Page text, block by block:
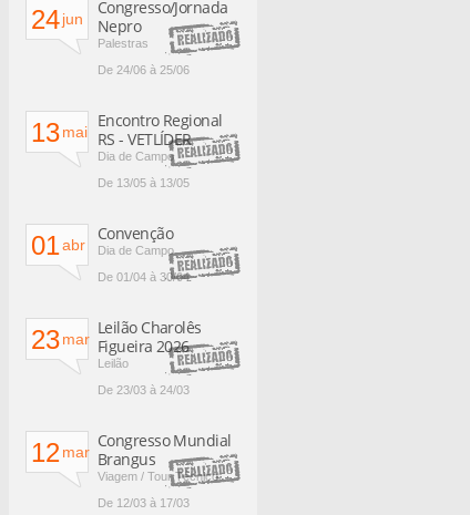
24jun
Congresso/Jornada
Nepro
Palestras
De 24/06 à 25/06
13mai
Encontro Regional
RS - VETLÍDER
Dia de Campo
De 13/05 à 13/05
01abr
Convenção
Dia de Campo
De 01/04 à 30/04
23mar
Leilão Charolês
Figueira 2026
Leilão
De 23/03 à 24/03
12mar
Congresso Mundial
Brangus
Viagem / Tour Técnico
De 12/03 à 17/03